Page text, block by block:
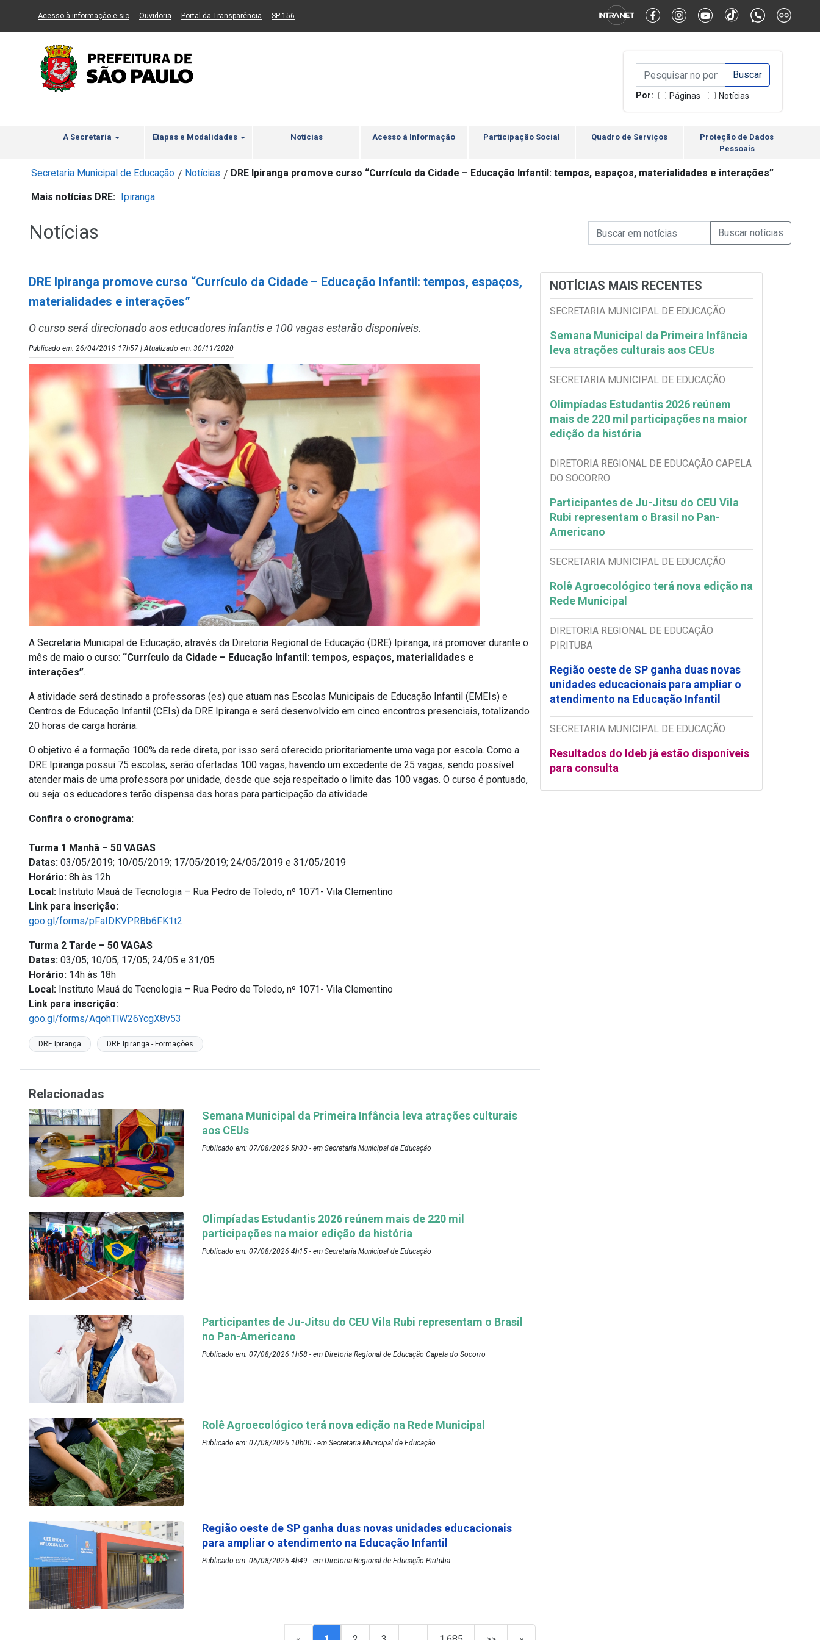
Ir ao Conteúdo Ir para menu principal 2 Ir para busca Ir para rodapé Alternar Alto Contraste Alternar Tamanho da Fonte
Acesso à informação e-sic(Link para um novo sítio)
Ouvidoria (Link para um novo sítio)
Portal da Transparência (Link para um novo sítio)
SP 156
Campo de Busca de
Campo de Busca de informaçõesEnviar a Busca
Por: Páginas Notícias
A Secretaria Etapas e Modalidades Notícias Acesso à Informação Participação Social Quadro de Serviços
Proteção de Dados
Pessoais
Secretaria Municipal de Educação / Notícias / DRE Ipiranga promove curso “Currículo da Cidade – Educação Infantil: tempos, espaços, materialidades e interações”
Mais notícias DRE: Ipiranga
Notícias Campo de Busca de Notícias
Campo de Busca de informaçõesEnviar a Busca de
DRE Ipiranga promove curso “Currículo da Cidade – Educação Infantil: tempos, espaços,
materialidades e interações”
O curso será direcionado aos educadores infantis e 100 vagas estarão disponíveis.
Publicado em: 26/04/2019 17h57 | Atualizado em: 30/11/2020
A Secretaria Municipal de Educação, através da Diretoria Regional de Educação (DRE) Ipiranga, irá promover durante o
mês de maio o curso: “Currículo da Cidade – Educação Infantil: tempos, espaços, materialidades e
interações”.
A atividade será destinado a professoras (es) que atuam nas Escolas Municipais de Educação Infantil (EMEIs) e
Centros de Educação Infantil (CEIs) da DRE Ipiranga e será desenvolvido em cinco encontros presenciais, totalizando
20 horas de carga horária.
O objetivo é a formação 100% da rede direta, por isso será oferecido prioritariamente uma vaga por escola. Como a
DRE Ipiranga possui 75 escolas, serão ofertadas 100 vagas, havendo um excedente de 25 vagas, sendo possível
atender mais de uma professora por unidade, desde que seja respeitado o limite das 100 vagas. O curso é pontuado,
ou seja: os educadores terão dispensa das horas para participação da atividade.
Confira o cronograma:
Turma 1 Manhã – 50 VAGAS
Datas: 03/05/2019; 10/05/2019; 17/05/2019; 24/05/2019 e 31/05/2019
Horário: 8h às 12h
Local: Instituto Mauá de Tecnologia – Rua Pedro de Toledo, nº 1071- Vila Clementino
Link para inscrição:
goo.gl/forms/pFaIDKVPRBb6FK1t2
Turma 2 Tarde – 50 VAGAS
Datas: 03/05; 10/05; 17/05; 24/05 e 31/05
Horário: 14h às 18h
Local: Instituto Mauá de Tecnologia – Rua Pedro de Toledo, nº 1071- Vila Clementino
Link para inscrição:
goo.gl/forms/AqohTlW26YcgX8v53
DRE Ipiranga DRE Ipiranga - Formações
NOTÍCIAS MAIS RECENTES
SECRETARIA MUNICIPAL DE EDUCAÇÃO
Semana Municipal da Primeira Infância
leva atrações culturais aos CEUs
SECRETARIA MUNICIPAL DE EDUCAÇÃO
Olimpíadas Estudantis 2026 reúnem
mais de 220 mil participações na maior
edição da história
DIRETORIA REGIONAL DE EDUCAÇÃO CAPELA
DO SOCORRO
Participantes de Ju-Jitsu do CEU Vila
Rubi representam o Brasil no Pan-
Americano
SECRETARIA MUNICIPAL DE EDUCAÇÃO
Rolê Agroecológico terá nova edição na
Rede Municipal
DIRETORIA REGIONAL DE EDUCAÇÃO
PIRITUBA
Região oeste de SP ganha duas novas
unidades educacionais para ampliar o
atendimento na Educação Infantil
SECRETARIA MUNICIPAL DE EDUCAÇÃO
Resultados do Ideb já estão disponíveis
para consulta
Relacionadas
Semana Municipal da Primeira Infância leva atrações culturais
aos CEUs
Publicado em: 07/08/2026 5h30 - em Secretaria Municipal de Educação
Olimpíadas Estudantis 2026 reúnem mais de 220 mil
participações na maior edição da história
Publicado em: 07/08/2026 4h15 - em Secretaria Municipal de Educação
Participantes de Ju-Jitsu do CEU Vila Rubi representam o Brasil
no Pan-Americano
Publicado em: 07/08/2026 1h58 - em Diretoria Regional de Educação Capela do Socorro
Rolê Agroecológico terá nova edição na Rede Municipal
Publicado em: 07/08/2026 10h00 - em Secretaria Municipal de Educação
Região oeste de SP ganha duas novas unidades educacionais
para ampliar o atendimento na Educação Infantil
Publicado em: 06/08/2026 4h49 - em Diretoria Regional de Educação Pirituba